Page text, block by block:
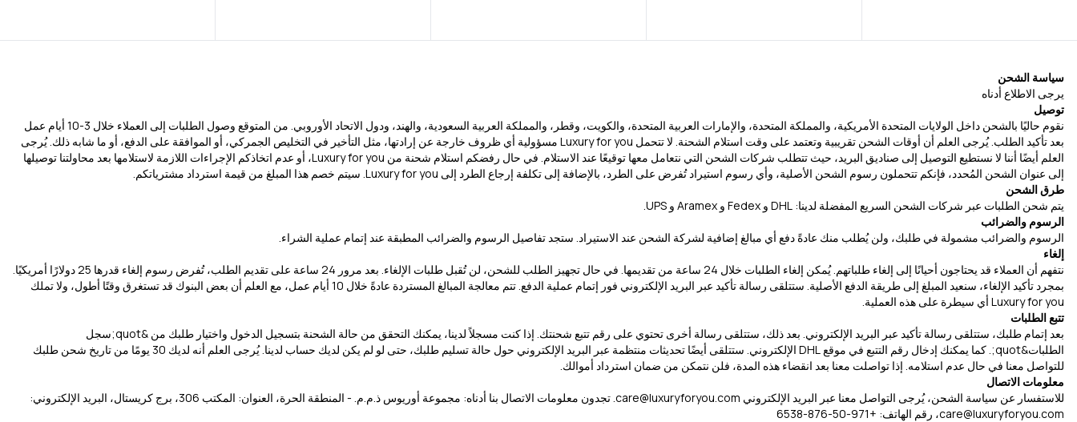
سياسة الشحن
يرجى الاطلاع أدناه
توصيل
نقوم حاليًا بالشحن داخل الولايات المتحدة الأمريكية، والمملكة المتحدة، والإمارات العربية المتحدة، والكويت، وقطر، والمملكة العربية السعودية، والهند، ودول الاتحاد الأوروبي. من المتوقع وصول الطلبات إلى العملاء خلال 3-10 أيام عمل
بعد تأكيد الطلب. يُرجى العلم أن أوقات الشحن تقريبية وتعتمد على وقت استلام الشحنة. لا تتحمل Luxury for you مسؤولية أي ظروف خارجة عن إرادتها، مثل التأخير في التخليص الجمركي، أو الموافقة على الدفع، أو ما شابه ذلك. يُرجى
العلم أيضًا أننا لا نستطيع التوصيل إلى صناديق البريد، حيث تتطلب شركات الشحن التي نتعامل معها توقيعًا عند الاستلام. في حال رفضكم استلام شحنة من Luxury for you، أو عدم اتخاذكم الإجراءات اللازمة لاستلامها بعد محاولتنا توصيلها
إلى عنوان الشحن المُحدد، فإنكم تتحملون رسوم الشحن الأصلية، وأي رسوم استيراد تُفرض على الطرد، بالإضافة إلى تكلفة إرجاع الطرد إلى Luxury for you. سيتم خصم هذا المبلغ من قيمة استرداد مشترياتكم.
طرق الشحن
يتم شحن الطلبات عبر شركات الشحن السريع المفضلة لدينا: DHL و Fedex و Aramex و UPS.
الرسوم والضرائب
الرسوم والضرائب مشمولة في طلبك، ولن يُطلب منك عادةً دفع أي مبالغ إضافية لشركة الشحن عند الاستيراد. ستجد تفاصيل الرسوم والضرائب المطبقة عند إتمام عملية الشراء.
إلغاء
نتفهم أن العملاء قد يحتاجون أحيانًا إلى إلغاء طلباتهم. يُمكن إلغاء الطلبات خلال 24 ساعة من تقديمها. في حال تجهيز الطلب للشحن، لن تُقبل طلبات الإلغاء. بعد مرور 24 ساعة على تقديم الطلب، تُفرض رسوم إلغاء قدرها 25 دولارًا أمريكيًا.
بمجرد تأكيد الإلغاء، سنعيد المبلغ إلى طريقة الدفع الأصلية. ستتلقى رسالة تأكيد عبر البريد الإلكتروني فور إتمام عملية الدفع. تتم معالجة المبالغ المستردة عادةً خلال 10 أيام عمل، مع العلم أن بعض البنوك قد تستغرق وقتًا أطول، ولا تملك
Luxury for you أي سيطرة على هذه العملية.
تتبع الطلبات
بعد إتمام طلبك، ستتلقى رسالة تأكيد عبر البريد الإلكتروني. بعد ذلك، ستتلقى رسالة أخرى تحتوي على رقم تتبع شحنتك. إذا كنت مسجلاً لدينا، يمكنك التحقق من حالة الشحنة بتسجيل الدخول واختيار طلبك من &quot;سجل
الطلبات&quot;. كما يمكنك إدخال رقم التتبع في موقع DHL الإلكتروني. ستتلقى أيضًا تحديثات منتظمة عبر البريد الإلكتروني حول حالة تسليم طلبك، حتى لو لم يكن لديك حساب لدينا. يُرجى العلم أنه لديك 30 يومًا من تاريخ شحن طلبك
للتواصل معنا في حال عدم استلامه. إذا تواصلت معنا بعد انقضاء هذه المدة، فلن نتمكن من ضمان استرداد أموالك.
معلومات الاتصال
للاستفسار عن سياسة الشحن، يُرجى التواصل معنا عبر البريد الإلكتروني care@luxuryforyou.com. تجدون معلومات الاتصال بنا أدناه: مجموعة أوريوس ذ.م.م. - المنطقة الحرة، العنوان: المكتب 306، برج كريستال، البريد الإلكتروني:
care@luxuryforyou.com، رقم الهاتف: +971-50-876-6538